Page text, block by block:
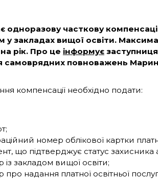
одноразову часткову
у закладах вищої освіти.
рік. Про це інформує
самоврядних повноважень
компенсації необхідно подати:
номер облікової картки
що підтверджує статус захисника
із закладом вищої освіти;
про надання платної освітньої